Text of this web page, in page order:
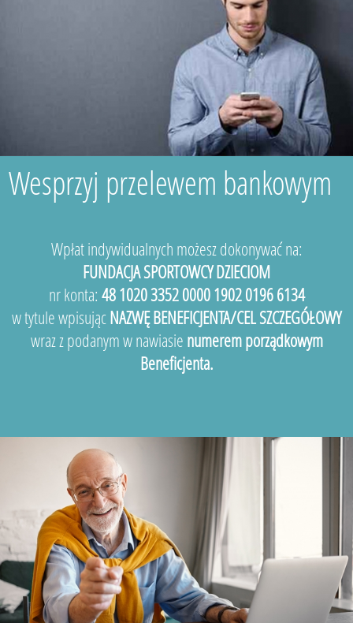
Wesprzyj przelewem bankowym
Wpłat indywidualnych możesz dokonywać na:
FUNDACJA SPORTOWCY DZIECIOM
nr konta: 48 1020 3352 0000 1902 0196 6134
w tytule wpisującNAZWĘ BENEFICJENTA/CEL SZCZEGÓŁOWY
wraz z podanym w nawiasie numerem porządkowym
Beneficjenta.